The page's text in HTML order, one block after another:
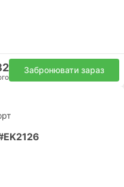
Забронювати зараз